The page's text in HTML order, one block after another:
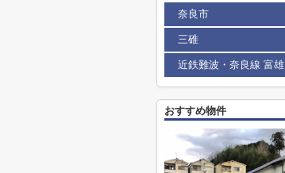
奈良市
三碓
近鉄難波・奈良線 富雄
おすすめ物件